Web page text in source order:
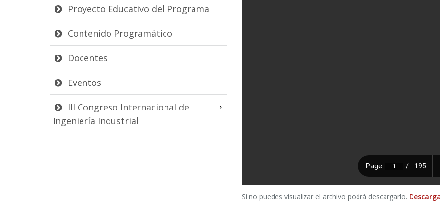
Proyecto Educativo del Programa
Contenido Programático
Docentes
Eventos
III Congreso Internacional de
Ingeniería Industrial
Si no puedes visualizar el archivo podrá descargarlo.